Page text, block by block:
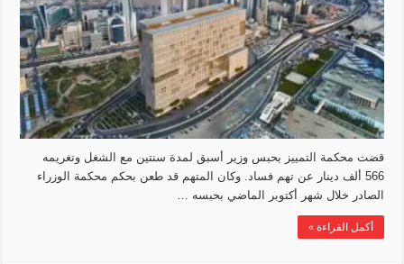
قضت محكمة التمييز بحبس وزير أسبق لمدة سنتين مع الشغل وتغريمه
566 ألف دينار عن تهم فساد. وكان المتهم قد طعن بحكم محكمة الوزراء
الصادر خلال شهر أكتوبر الماضي بحبسه …
أكمل القراءة »